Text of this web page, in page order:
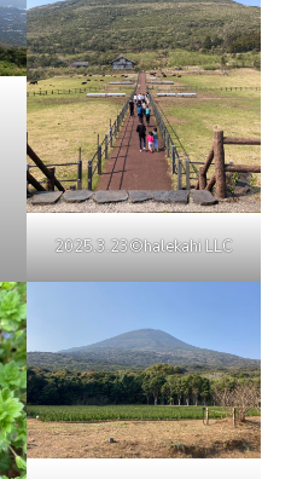
2025.3.23©halekahi LLC